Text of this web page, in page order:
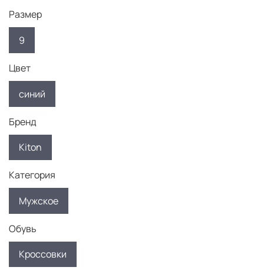
Размер
9
Цвет
синий
Бренд
Kiton
Категория
Мужское
Обувь
Кроссовки